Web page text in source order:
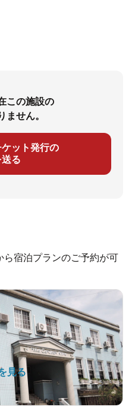
この施設の
ません。
ット発行の
る
ら宿泊プランのご予約が可
見る